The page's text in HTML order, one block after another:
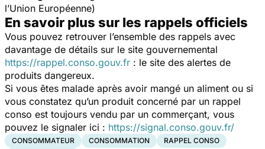
l’Union Européenne)
En savoir plus sur les rappels officiels
Vous pouvez retrouver l’ensemble des rappels avec
davantage de détails sur le site gouvernemental
https://rappel.conso.gouv.fr : le site des alertes de
produits dangereux.
Si vous êtes malade après avoir mangé un aliment ou si
vous constatez qu’un produit concerné par un rappel
conso est toujours vendu par un commerçant, vous
pouvez le signaler ici : https://signal.conso.gouv.fr/
CONSOMMATEUR CONSOMMATION
RAPPEL CONSO